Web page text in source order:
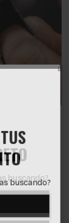
del
de
buscando?
buscando?